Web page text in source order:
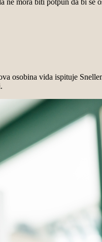
ne mora biti potpun da bi se
osobina vida ispituje